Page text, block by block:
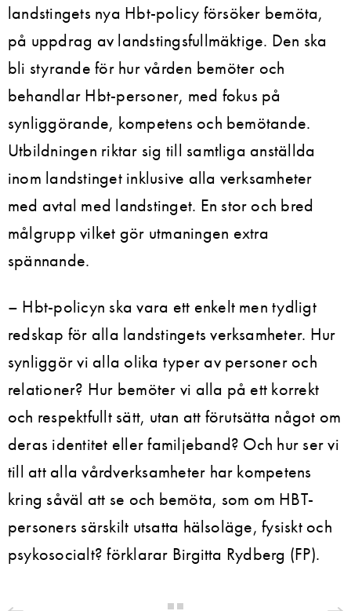
landstingets nya Hbt-policy försöker bemöta,
på uppdrag av landstingsfullmäktige. Den ska
bli styrande för hur vården bemöter och
behandlar Hbt-personer, med fokus på
synliggörande, kompetens och bemötande.
Utbildningen riktar sig till samtliga anställda
inom landstinget inklusive alla verksamheter
med avtal med landstinget. En stor och bred
målgrupp vilket gör utmaningen extra
spännande.
– Hbt-policyn ska vara ett enkelt men tydligt
redskap för alla landstingets verksamheter. Hur
synliggör vi alla olika typer av personer och
relationer? Hur bemöter vi alla på ett korrekt
och respektfullt sätt, utan att förutsätta något om
deras identitet eller familjeband? Och hur ser vi
till att alla vårdverksamheter har kompetens
kring såväl att se och bemöta, som om HBT-
personers särskilt utsatta hälsoläge, fysiskt och
psykosocialt? förklarar Birgitta Rydberg (FP).